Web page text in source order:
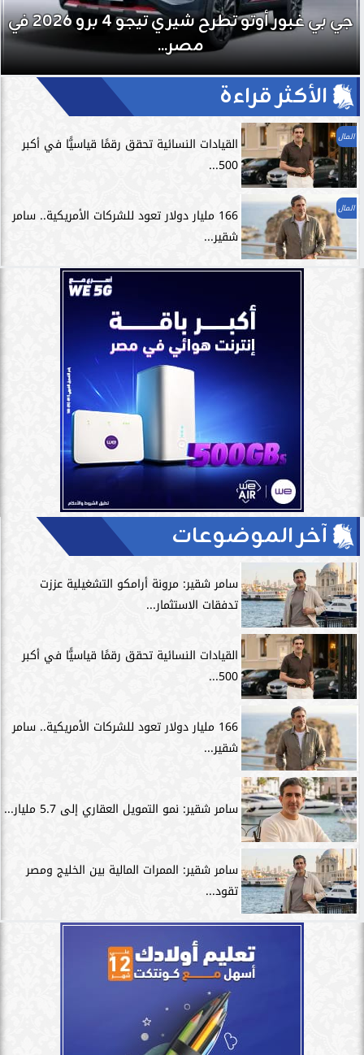
جي بي غبور أوتو تطرح شيري تيجو 4 برو 2026 في
مصر...
الأكثر قراءة
المال
القيادات النسائية تحقق رقمًا قياسيًّا في أكبر
500...
المال
166 مليار دولار تعود للشركات الأمريكية.. سامر
شقير...
آخر الموضوعات
سامر شقير: مرونة أرامكو التشغيلية عززت
تدفقات الاستثمار...
القيادات النسائية تحقق رقمًا قياسيًّا في أكبر
500...
166 مليار دولار تعود للشركات الأمريكية.. سامر
شقير...
سامر شقير: نمو التمويل العقاري إلى 5.7 مليار...
سامر شقير: الممرات المالية بين الخليج ومصر
تقود...